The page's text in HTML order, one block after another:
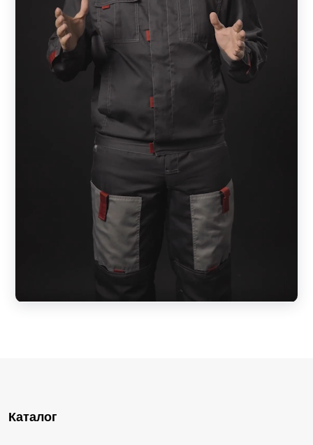
Каталог